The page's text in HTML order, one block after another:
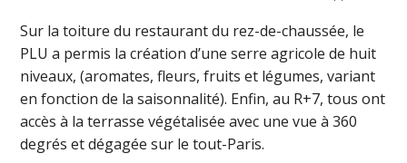
Sur la toiture du restaurant du rez-de-chaussée, le
PLU a permis la création d’une serre agricole de huit
niveaux, (aromates, fleurs, fruits et légumes, variant
en fonction de la saisonnalité). Enfin, au R+7, tous ont
accès à la terrasse végétalisée avec une vue à 360
degrés et dégagée sur le tout-Paris.